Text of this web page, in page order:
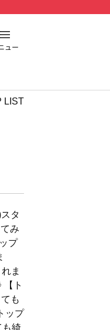
ュー
LIST
タ
み
プ
ま
ト
も
ップ
綺